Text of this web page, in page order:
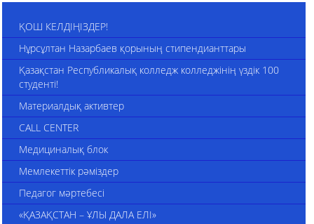
ҚОШ КЕЛДІҢІЗДЕР!
Нұрсұлтан Назарбаев қорының стипендианттары
Қазақстан Республикалық колледж колледжінің үздік 100
студенті!
Материалдық активтер
CALL CENTER
Медициналық блок
Мемлекеттік рәміздер
Педагог мәртебесі
«ҚАЗАҚСТАН – ҰЛЫ ДАЛА ЕЛІ»